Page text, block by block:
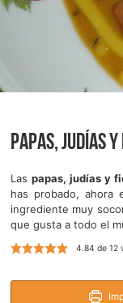
Papas, judías
Las papas, judías y
has probado, ahora
ingrediente muy
que gusta a todo el
4.84 de 12